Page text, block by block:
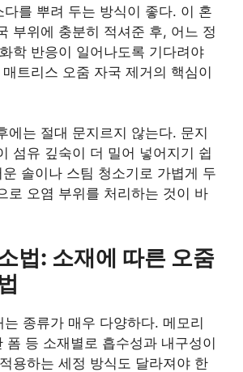
다를 뿌려 두는 방식이 좋다. 이 혼
부위에 충분히 적셔준 후, 어느 정
학 반응이 일어나도록 기다려야
트리스 오줌 자국 제거의 핵심이
에는 절대 문지르지 않는다. 문지
섬유 깊숙이 더 밀어 넣어지기 쉽
솔이나 스팀 청소기로 가볍게 두
로 오염 부위를 처리하는 것이 바
법: 소재에 따른 오줌
는 종류가 매우 다양하다. 메모리
폼 등 소재별로 흡수성과 내구성이
용하는 세정 방식도 달라져야 한